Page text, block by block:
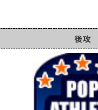
後攻